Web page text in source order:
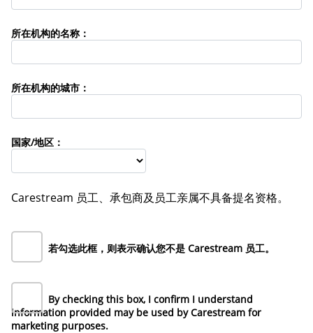
所在机构的名称：
所在机构的城市：
国家/地区：
Carestream 员工、承包商及员工亲属不具备提名资格。
若勾选此框，则表示确认您不是 Carestream 员工。
By checking this box, I confirm I understand
information provided may be used by Carestream for
marketing purposes.